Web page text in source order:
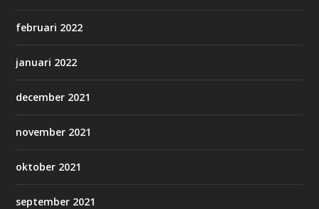
februari 2022
januari 2022
december 2021
november 2021
oktober 2021
september 2021